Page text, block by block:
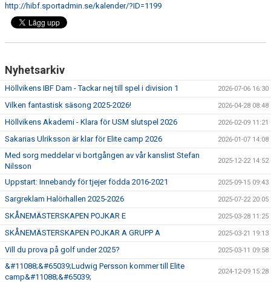
http://hibf.sportadmin.se/kalender/?ID=1199
Nyhetsarkiv
Höllvikens IBF Dam - Tackar nej till spel i division 1 2026-07-06 16:30
Vilken fantastisk säsong 2025-2026! 2026-04-28 08:48
Höllvikens Akademi - Klara för USM slutspel 2026 2026-02-09 11:21
Sakarias Ulriksson är klar för Elite camp 2026 2026-01-07 14:08
Med sorg meddelar vi bortgången av vår kanslist Stefan
Nilsson
2025-12-22 14:52
Uppstart: Innebandy för tjejer födda 2016-2021 2025-09-15 09:43
Sargreklam Halörhallen 2025-2026 2025-07-22 20:05
SKÅNEMÄSTERSKAPEN POJKAR E 2025-03-28 11:25
SKÅNEMÄSTERSKAPEN POJKAR A GRUPP A 2025-03-21 19:13
Vill du prova på golf under 2025? 2025-03-11 09:58
&#11088;&#65039;Ludwig Persson kommer till Elite
camp&#11088;&#65039;
2024-12-09 15:28